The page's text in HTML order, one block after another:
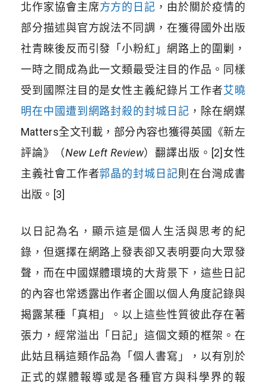
北作家協會主席方方的日記 ，由於關於疫情的
部分描述與官方說法不同調，在獲得國外出版
社青睞後反而引發「小粉紅」網路上的圍剿，
一時之間成為此一文類最受注目的作品。同樣
受到國際注目的是女性主義紀錄片工作者艾曉
明在中國遭到網路封殺的封城日記 ，除在網媒
Matters全文刊載，部分內容也獲得英國《新左
評論》（New Left Review）翻譯出版。 [2] 女性
主義社會工作者郭晶的封城日記則在台灣成書
出版。 [3]
以日記為名，顯示這是個人生活與思考的紀
錄，但選擇在網路上發表卻又表明要向大眾發
聲，而在中國媒體環境的大背景下，這些日記
的內容也常透露出作者企圖以個人角度記錄與
揭露某種「真相」。以上這些性質彼此存在著
張力，經常溢出「日記」這個文類的框架。在
此姑且稱這類作品為「個人書寫」，以有別於
正式的媒體報導或是各種官方與科學界的報